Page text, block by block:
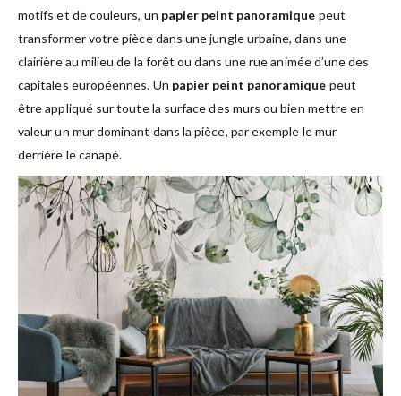
motifs et de couleurs, un papier peint panoramique peut
transformer votre pièce dans une jungle urbaine, dans une
clairière au milieu de la forêt ou dans une rue animée d’une des
capitales européennes. Un papier peint panoramique peut
être appliqué sur toute la surface des murs ou bien mettre en
valeur un mur dominant dans la pièce, par exemple le mur
derrière le canapé.